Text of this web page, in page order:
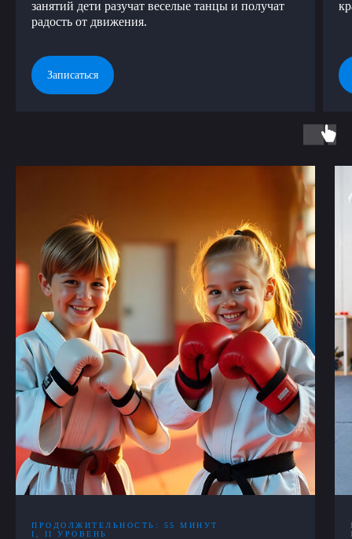
занятий дети разучат веселые танцы и получат
радость от движения.
Записаться
ПРОДОЛЖИТЕЛЬНОСТЬ: 55 МИНУТ
I, II УРОВЕНЬ